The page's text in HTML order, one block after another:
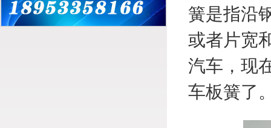
簧是指沿
或者片宽
汽车，现
车板簧了